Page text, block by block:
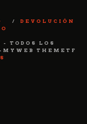
DEVOLUCIÓN
TODOS LOS
MYWEB THEMETF